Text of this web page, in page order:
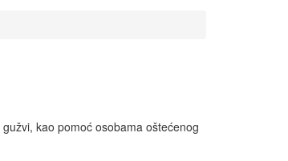
kao pomoć osobama oštećenog